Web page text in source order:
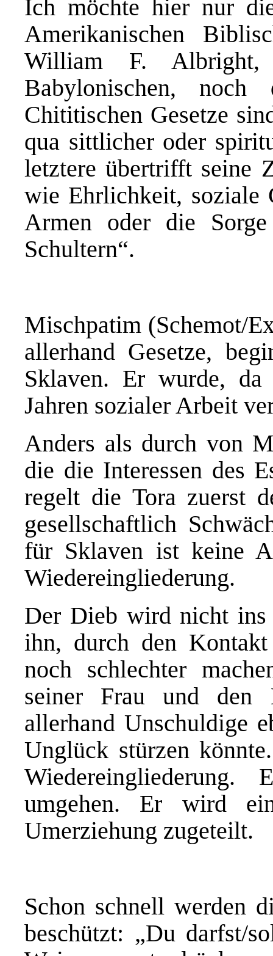
Ich möchte hier nur
Amerikanischen
William F. Albright,
Babylonischen,
Chititischen Gesetze
qua sittlicher oder
letztere übertrifft seine
wie Ehrlichkeit, soziale
Armen oder die
Schultern“.
Mischpatim (Schemot/
allerhand Gesetze,
Sklaven. Er wurde,
Jahren sozialer Arbeit
Anders als durch von
die die Interessen des
regelt die Tora zuerst
gesellschaftlich
für Sklaven ist keine
Wiedereingliederung.
Der Dieb wird nicht ins
ihn, durch den
noch schlechter
seiner Frau und den
allerhand Unschuldige
Unglück stürzen
umgehen. Er wird
Umerziehung zugeteilt.
Schon schnell werden
beschützt: „Du darfst/